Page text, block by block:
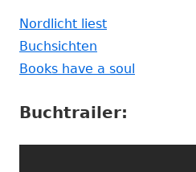
Nordlicht liest
Fenster
Buchsichten
neuem
öffnen
Books have a soul
Buchtrailer: